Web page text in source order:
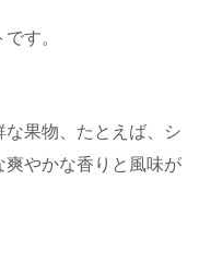
す。
果物、たとえば、シ
爽やかな香りと風味が